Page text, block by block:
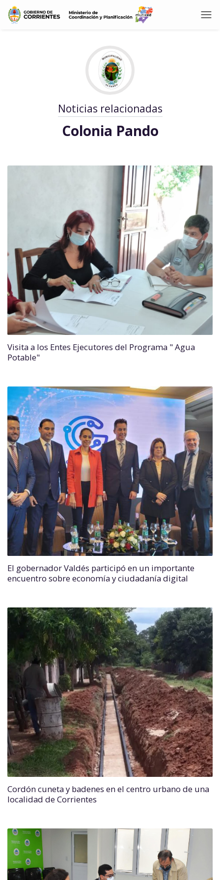
Noticias relacionadas
Colonia Pando
Visita a los Entes Ejecutores del Programa " Agua
Potable"
El gobernador Valdés participó en un importante
encuentro sobre economía y ciudadanía digital
Cordón cuneta y badenes en el centro urbano de una
localidad de Corrientes